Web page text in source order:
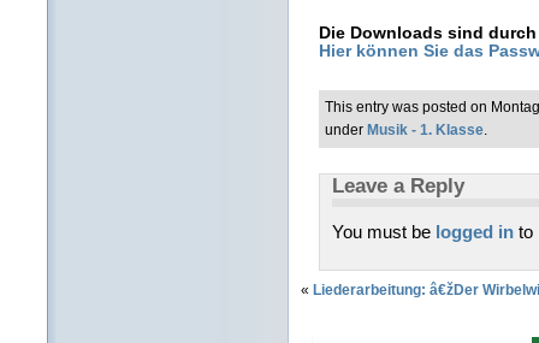
Die Downloads sind
Hier können Sie das
This entry was posted on
under Musik - 1. Klasse.
Leave a Reply
You must be logged in to
« Liederarbeitung: â€žDer